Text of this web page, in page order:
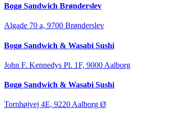
Bogø Sandwich Brønderslev
Algade 70 a, 9700 Brønderslev
Bogø Sandwich & Wasabi Sushi
John F. Kennedys Pl. 1F, 9000 Aalborg
Bogø Sandwich & Wasabi Sushi
Tornhøjvej 4E, 9220 Aalborg Ø